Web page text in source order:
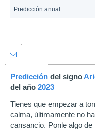
Predicción anual
Predicción del signo
del año 2023
Tienes que empezar a
calma, últimamente no
cansancio. Ponle algo